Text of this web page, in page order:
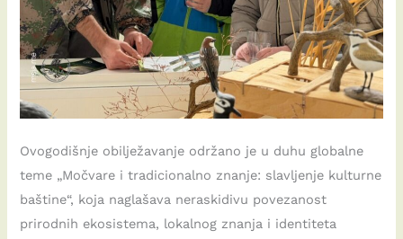
Ovogodišnje obilježavanje održano je u duhu globalne
teme „Močvare i tradicionalno znanje: slavljenje kulturne
baštine“, koja naglašava neraskidivu povezanost
prirodnih ekosistema, lokalnog znanja i identiteta